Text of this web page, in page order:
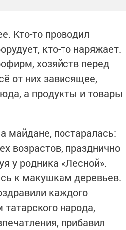
Кто-то проводил
кто-то наряжает.
хозяйств перед
от них зависящее,
а продукты и товары
май­дане, постаралась:
возрастов, празднично
у родника «Лесной».
к макушкам деревьев.
каж­дого
народа,
при­бавил